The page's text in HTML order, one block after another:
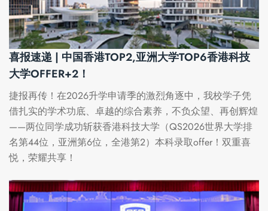
喜报速递 | 中国香港TOP2,亚洲大学TOP6香港科技
大学OFFER+2！
捷报再传！在2026升学申请季的激烈角逐中，我校学子凭
借扎实的学术功底、卓越的综合素养，不负众望、再创辉煌
——两位同学成功斩获香港科技大学（QS2026世界大学排
名第44位，亚洲第6位，全港第2）本科录取offer！双重喜
悦，荣耀共享！